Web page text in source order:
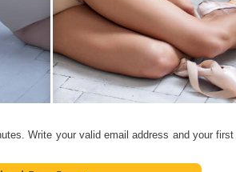
Write your valid email address and your